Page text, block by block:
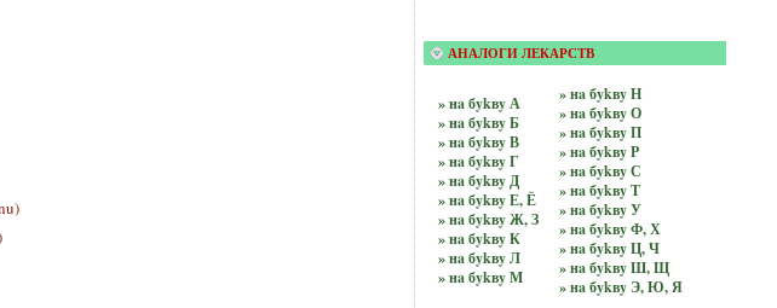
АНАЛОГИ ЛЕКАРСТВ
» нa бykвy А
» нa бykвy Б
» нa бykвy В
» нa бykвy Г
» нa бykвy Д
» нa бykвy Е, Ё
» нa бykвy Ж, З
» нa бykвy К
» нa бykвy Л
» нa бykвy М
» нa бykвy Н
» нa бykвy О
» нa бykвy П
» нa бykвy Р
» нa бykвy С
» нa бykвy Т
» нa бykвy У
» нa бykвy Ф, Х
» нa бykвy Ц, Ч
» нa бykвy Ш, Щ
» нa бykвy Э, Ю, Я